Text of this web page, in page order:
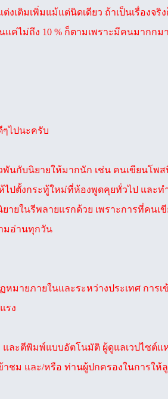
ติมเพิ่มแม้แต่นิดเดียว ถ้าเป็นเรื่องจริง
ค่ไม่ถึง 10 % ก็ตามเพราะมีคนมากกม
ๆไปนะครับ
นกับนิยายให้มากนัก เช่น คนเขียนโพ
ปตั้งกระทู้ใหม่ที่ห้องพูดคุยทั่วไป และท
ายในรีพลายแรกด้วย เพราะการที่คน
มอ่านทุกวัน
มายภายในและระหว่างประเทศ การ
รง
ละตีพิมพ์แบบอัตโนมัติ ผู้ดูแลเวปไซต์แ
ม และ/หรือ ท่านผู้ปกครองในการให้